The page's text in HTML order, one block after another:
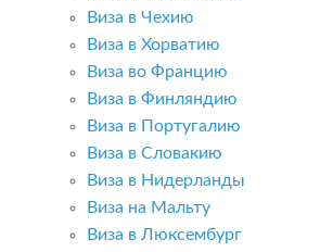
Виза в Чехию
Виза в Хорватию
Виза во Францию
Виза в Финляндию
Виза в Португалию
Виза в Словакию
Виза в Нидерланды
Виза на Мальту
Виза в Люксембург